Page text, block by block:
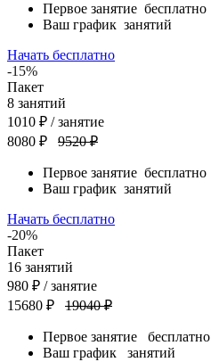
Первое занятие бесплатно
Ваш график занятий
Начать бесплатно
-15%
Пакет
8 занятий
1010 ₽ / занятие
8080 ₽
9520 ₽
Первое занятие бесплатно
Ваш график занятий
Начать бесплатно
-20%
Пакет
16 занятий
980 ₽ / занятие
15680 ₽
19040 ₽
Первое занятие бесплатно
Ваш график занятий